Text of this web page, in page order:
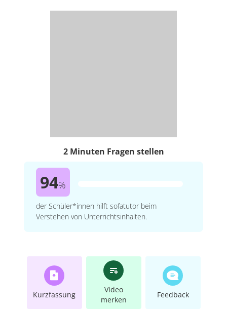
2 Minuten Fragen stellen
94%
der Schüler*innen hilft sofatutor beim
Verstehen von Unterrichtsinhalten.
Kurzfassung
Video
merken
Feedback